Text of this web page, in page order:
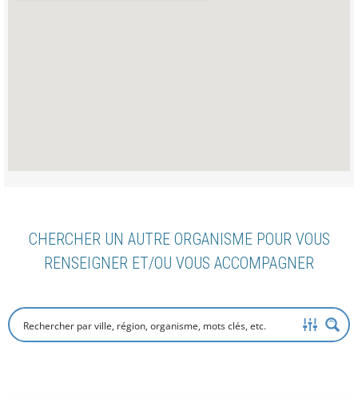
CHERCHER UN AUTRE ORGANISME POUR VOUS
RENSEIGNER ET/OU VOUS ACCOMPAGNER